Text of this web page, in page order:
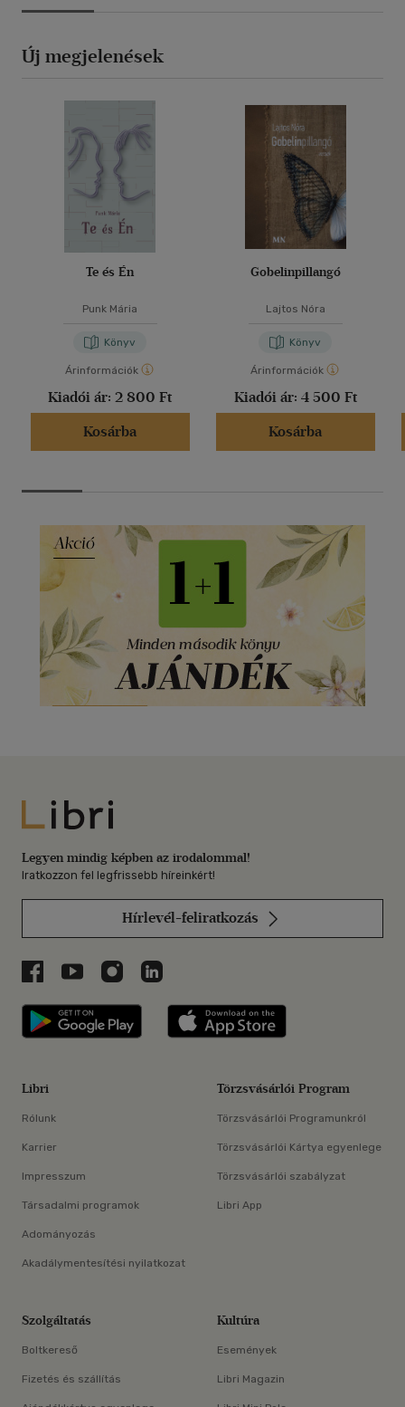
Új megjelenések
Te és Én
Punk Mária
Könyv
Árinformációk
Kiadói ár: 2 800 Ft
Kosárba
Gobelinpillangó
Lajtos Nóra
Könyv
Árinformációk
Kiadói ár: 4 500 Ft
Kosárba
Libri
Legyen mindig képben az irodalommal!
Iratkozzon fel legfrissebb híreinkért!
Hírlevél-feliratkozás
Libri a Facebookon
Libri a Youtube-on
Libri az Instagramon
Libri a LinkedInen
Libri applikáció Szerezd meg: Google
Libri
Rólunk
Karrier
Impresszum
Társadalmi programok
Adományozás
Akadálymentesítési nyilatkozat
Törzsvásárlói Program
Törzsvásárlói Programunkról
Törzsvásárlói Kártya egyenlege
Törzsvásárlói szabályzat
Libri App
Szolgáltatás
Boltkereső
Fizetés és szállítás
Kultúra
Események
Libri Magazin